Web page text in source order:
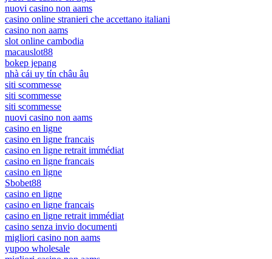
nuovi casino non aams
casino online stranieri che accettano italiani
casino non aams
slot online cambodia
macauslot88
bokep jepang
nhà cái uy tín châu âu
siti scommesse
siti scommesse
siti scommesse
nuovi casino non aams
casino en ligne
casino en ligne francais
casino en ligne retrait immédiat
casino en ligne francais
casino en ligne
Sbobet88
casino en ligne
casino en ligne francais
casino en ligne retrait immédiat
casino senza invio documenti
migliori casino non aams
yupoo wholesale